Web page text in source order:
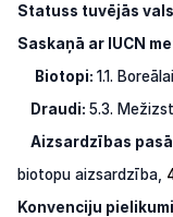
Statuss tuvējās
Saskaņā ar IUCN
Biotopi: 1.1.
Draudi: 5.3.
Aizsardzības
biotopu aizsardzība,
Konvenciju